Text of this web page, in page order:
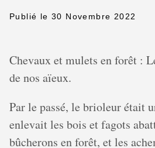
Publié le 30 Novembre 2022
Chevaux et mulets en forêt :
de nos aïeux.
Par le passé, le brioleur était
enlevait les bois et fagots
bûcherons en forêt, et les